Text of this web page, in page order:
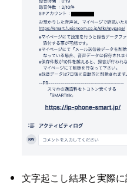
文字起こし結果と実際